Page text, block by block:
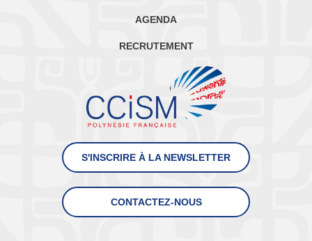
AGENDA
RECRUTEMENT
S'INSCRIRE À LA NEWSLETTER
CONTACTEZ-NOUS